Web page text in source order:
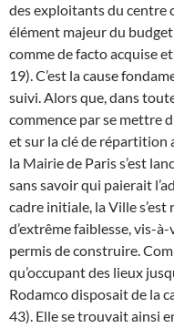
des exploitants du centre
élément majeur du
comme de facto acquise
19). C’est la cause
suivi. Alors que, dans
commence par se mettre
et sur la clé de répartition
la Mairie de Paris s’est
sans savoir qui paierait
cadre initiale, la Ville
d’extrême faiblesse, vis-
permis de construire.
qu’occupant des lieux
Rodamco disposait de la
43). Elle se trouvait ainsi